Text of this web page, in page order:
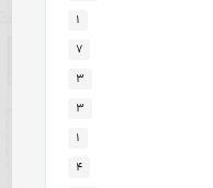
۱
۷
۳
۳
۱
۴